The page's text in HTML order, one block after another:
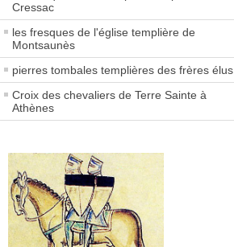
Cressac
les fresques de l'église templière de
Montsaunès
pierres tombales templières des frères élus
Croix des chevaliers de Terre Sainte à
Athènes